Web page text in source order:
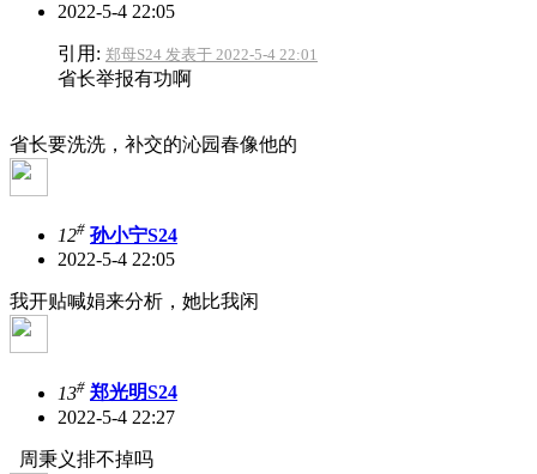
2022-5-4 22:05
引用: 郑母S24 发表于 2022-5-4 22:01
省长举报有功啊
省长要洗洗，补交的沁园春像他的
12# 孙小宁S24
2022-5-4 22:05
我开贴喊娟来分析，她比我闲
13# 郑光明S24
2022-5-4 22:27
周秉义排不掉吗